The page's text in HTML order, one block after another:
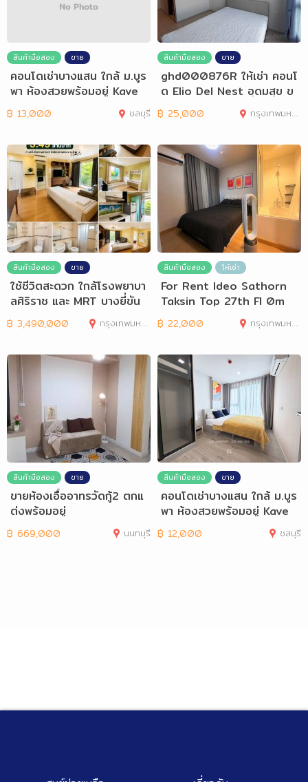
สินค้ามือสอง ขาย
คอนโดเช่าบางแสน ใกล้ ม.บูร
พา ห้องสวยพร้อมอยู่ Kave
฿ 13,000 ชลบุรี
สินค้ามือสอง ขาย
ghd000876R ให้เช่า คอนโ
ด Elio Del Nest อุดมสุข ข
นาด 52 ตรม
฿ 25,000 กรุงเทพมหานคร
สินค้ามือสอง ขาย
ใช้ชีวิตสะดวก ใกล้โรงพยาบา
ลศิริราช และ MRT บางยี่ขัน
฿ 3,490,000 กรุงเทพมหานคร
สินค้ามือสอง ให้เช่า
For Rent Ideo Sathorn
Taksin Top 27th Fl 0m
฿ 22,000 กรุงเทพมหานคร
สินค้ามือสอง ขาย
ขายห้องเอื้ออาทรวัดกู้2 ตกแ
ต่งพร้อมอยู่
฿ 669,000 นนทบุรี
สินค้ามือสอง ขาย
คอนโดเช่าบางแสน ใกล้ ม.บูร
พา ห้องสวยพร้อมอยู่ Kave
฿ 12,000 ชลบุรี